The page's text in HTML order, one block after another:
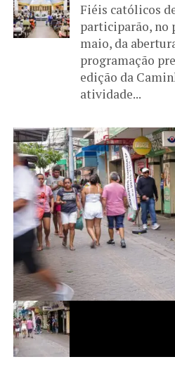
Fiéis católicos
participarão, no
maio, da
programação
edição da
atividade...